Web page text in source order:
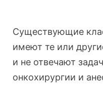
Существующие
имеют те или
и не отвечают
онкохирургии и